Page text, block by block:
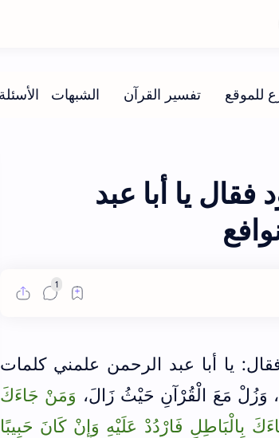
يا أبا عبد
يا أبا عبد الرحمن علمني كلمات
وَزُلْ مَعَ الْقُرْآنِ حَيْثُ زَالَ، وَمَنْ جَاءَكَ
بِالْبَاطِلِ فَارْدُدْ عَلَيْهِ وَإِنْ كَانَ حَبِيبًا